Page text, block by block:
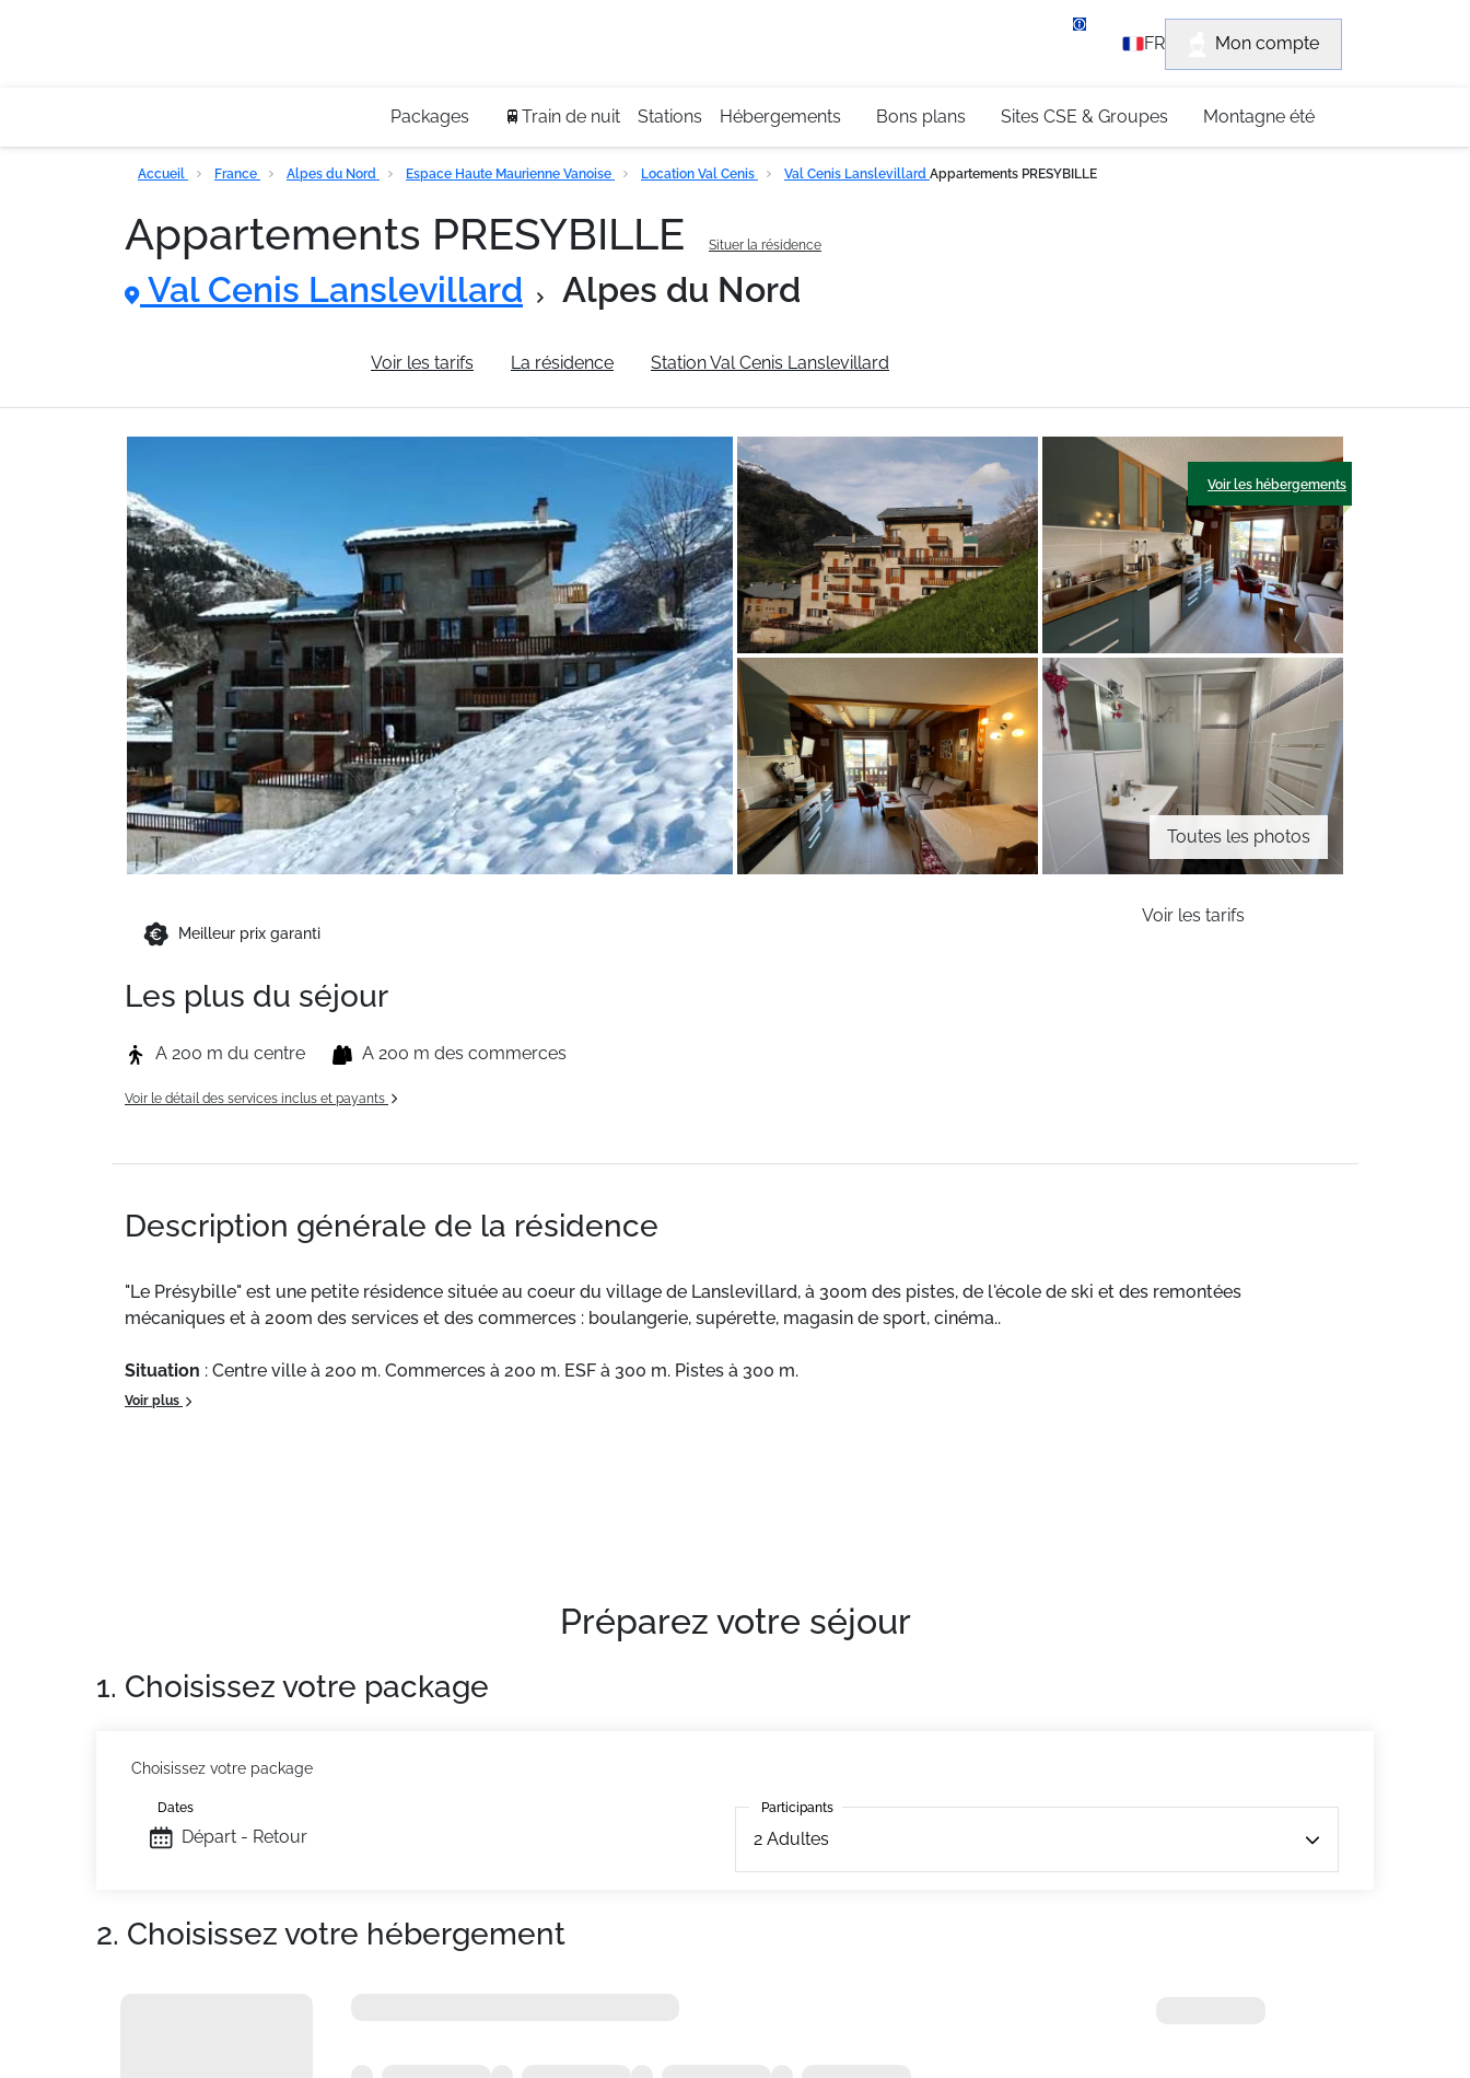
+33 (0)4 79 96 30 69
FR Mon compte
Packages 🚆Train de nuit Stations Hébergements Bons plans Sites CSE & Groupes Montagne été
Accueil France Alpes du Nord Espace Haute Maurienne Vanoise Location Val Cenis Val Cenis Lanslevillard Appartements PRESYBILLE
Appartements PRESYBILLE Situer la résidence
Val Cenis Lanslevillard Alpes du Nord
Voir les tarifs La résidence Station Val Cenis Lanslevillard
Toutes les photos
Voir les hébergements
Meilleur prix garanti
Voir les tarifs
Les plus du séjour
A 200 m du centre A 200 m des commerces
Voir le détail des services inclus et payants
Description générale de la résidence
"Le Présybille" est une petite résidence située au coeur du village de Lanslevillard, à 300m des pistes, de l'école de ski et des remontées
mécaniques et à 200m des services et des commerces : boulangerie, supérette, magasin de sport, cinéma..
Situation : Centre ville à 200 m. Commerces à 200 m. ESF à 300 m. Pistes à 300 m.
Voir plus
Préparez votre séjour
1. Choisissez votre package
Choisissez votre package
Départ - Retour
Dates Participants
2 Adultes
Participants
2. Choisissez votre hébergement